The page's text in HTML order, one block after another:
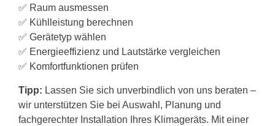
✅ Raum ausmessen
✅ Kühlleistung berechnen
✅ Gerätetyp wählen
✅ Energieeffizienz und Lautstärke vergleichen
✅ Komfortfunktionen prüfen
Tipp: Lassen Sie sich unverbindlich von uns beraten –
wir unterstützen Sie bei Auswahl, Planung und
fachgerechter Installation Ihres Klimageräts. Mit einer